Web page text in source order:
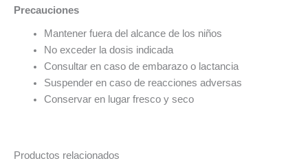
Precauciones
Mantener fuera del alcance de los niños
No exceder la dosis indicada
Consultar en caso de embarazo o lactancia
Suspender en caso de reacciones adversas
Conservar en lugar fresco y seco
Productos relacionados